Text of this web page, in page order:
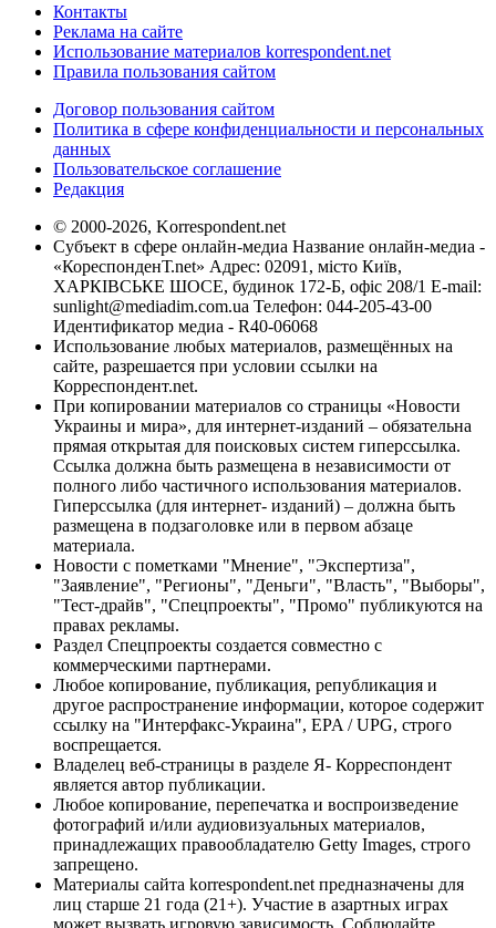
Контакты
Реклама на сайте
Использование материалов korrespondent.net
Правила пользования сайтом
Договор пользования сайтом
Политика в сфере конфиденциальности и персональных
данных
Пользовательское соглашение
Редакция
© 2000-2026, Korrespondent.net
Субъект в сфере онлайн-медиа Название онлайн-медиа -
«КореспонденТ.net» Адрес: 02091, місто Київ,
ХАРКІВСЬКЕ ШОСЕ, будинок 172-Б, офіс 208/1 E-mail:
sunlight@mediadim.com.ua Телефон: 044-205-43-00
Идентификатор медиа - R40-06068
Использование любых материалов, размещённых на
сайте, разрешается при условии ссылки на
Корреспондент.net.
При копировании материалов со страницы «Новости
Украины и мира», для интернет-изданий – обязательна
прямая открытая для поисковых систем гиперссылка.
Ссылка должна быть размещена в независимости от
полного либо частичного использования материалов.
Гиперссылка (для интернет- изданий) – должна быть
размещена в подзаголовке или в первом абзаце
материала.
Новости с пометками "Мнение", "Экспертиза",
"Заявление", "Регионы", "Деньги", "Власть", "Выборы",
"Тест-драйв", "Спецпроекты", "Промо" публикуются на
правах рекламы.
Раздел Спецпроекты создается совместно с
коммерческими партнерами.
Любое копирование, публикация, републикация и
другое распространение информации, которое содержит
ссылку на "Интерфакс-Украина", EPA / UPG, строго
воспрещается.
Владелец веб-страницы в разделе Я- Корреспондент
является автор публикации.
Любое копирование, перепечатка и воспроизведение
фотографий и/или аудиовизуальных материалов,
принадлежащих правообладателю Getty Images, строго
запрещено.
Материалы сайта korrespondent.net предназначены для
лиц старше 21 года (21+). Участие в азартных играх
может вызвать игровую зависимость. Соблюдайте